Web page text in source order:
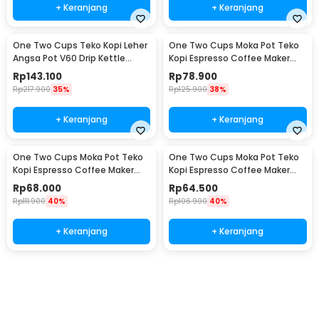
+ Keranjang + Keranjang
One Two Cups Teko Kopi Leher
Angsa Pot V60 Drip Kettle
960ml - RF-15
Rp143.100
Rp217.900 35%
+ Keranjang
One Two Cups Moka Pot Teko
Kopi Espresso Coffee Maker
Stovetop 6 Cup 300ml - Z21
Rp78.900
Rp125.900 38%
+ Keranjang
One Two Cups Moka Pot Teko
Kopi Espresso Coffee Maker
Stovetop 4 Cup 200ml - Z21
Rp68.000
Rp111.900 40%
+ Keranjang
One Two Cups Moka Pot Teko
Kopi Espresso Coffee Maker
Stovetop 2 Cup 100ml - Z21
Rp64.500
Rp106.900 40%
+ Keranjang